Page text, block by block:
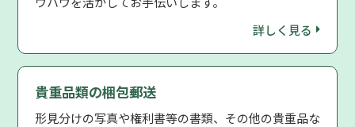
詳しく見る
貴重品類の梱包郵送
形見分けの写真や権利書等の書類、その他の貴重品な